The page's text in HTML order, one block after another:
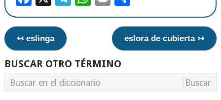
↢ eslinga eslora de cubierta ↣
BUSCAR OTRO TÉRMINO